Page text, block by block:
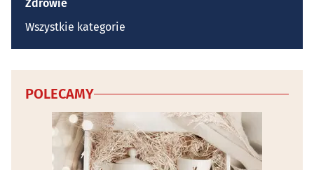
Zdrowie
Wszystkie kategorie
POLECAMY